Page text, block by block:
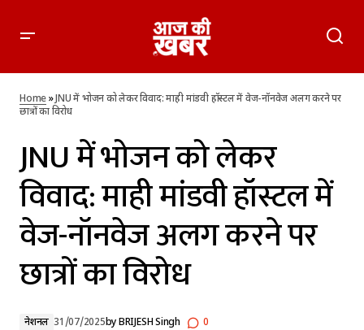
करने पर छात्रों का विरोध
Home»JNU में भोजन को लेकर विवाद: माही मांडवी हॉस्टल में वेज-नॉनवेज अलग करने पर
छात्रों का विरोध
JNU में भोजन को लेकर
विवाद: माही मांडवी हॉस्टल में
वेज-नॉनवेज अलग करने पर
छात्रों का विरोध
नेशनल 31/07/2025byBRIJESH Singh 0